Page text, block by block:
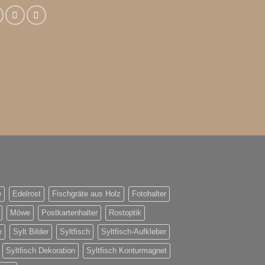
Edelrost Fischgräte aus Holz Fotohalter
Möwe Postkartenhalter Rostoptik
Sylt Bilder Syltfisch Syltfisch-Aufkleber
Syltfisch Dekoration Syltfisch Konturmagnet